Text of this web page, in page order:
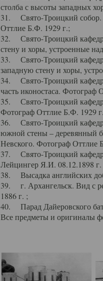
столба с высоты западных
31. Свято-Троицкий собор.
Оттлие Б.Ф. 1929 г.;
32. Свято-Троицкий
стену и хоры, устроенные
33. Свято-Троицкий
западную стену и хоры,
34. Свято-Троицкий
часть иконостаса. Фотограф
35. Свято-Троицкий
Фотограф Оттлие Б.Ф. 1929
36. Свято-Троицкий
южной стены – деревянный
Невского. Фотограф Оттлие
37. Свято-Троицкий
Лейцингер Я.И. 08.12.1898 г.
38. Высадка английских
39. г. Архангельск. Вид с
1886 г. ;
40. Парад Дайеровского
Все предметы и оригиналы